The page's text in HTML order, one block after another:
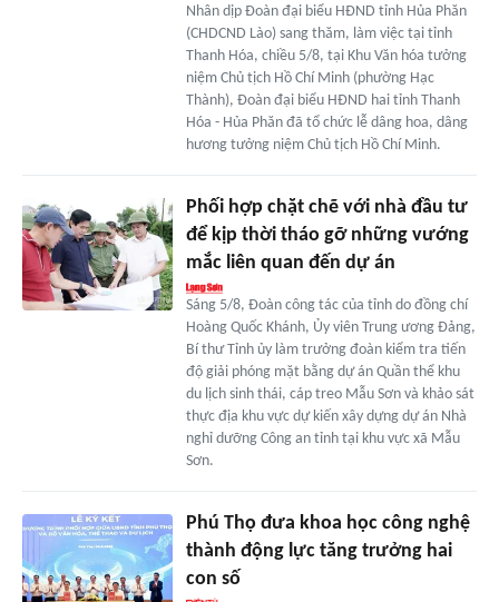
Nhân dịp Đoàn đại biểu HĐND tỉnh Hủa Phăn
(CHDCND Lào) sang thăm, làm việc tại tỉnh
Thanh Hóa, chiều 5/8, tại Khu Văn hóa tưởng
niệm Chủ tịch Hồ Chí Minh (phường Hạc
Thành), Đoàn đại biểu HĐND hai tỉnh Thanh
Hóa - Hủa Phăn đã tổ chức lễ dâng hoa, dâng
hương tưởng niệm Chủ tịch Hồ Chí Minh.
Phối hợp chặt chẽ với nhà đầu tư
để kịp thời tháo gỡ những vướng
mắc liên quan đến dự án
Sáng 5/8, Đoàn công tác của tỉnh do đồng chí
Hoàng Quốc Khánh, Ủy viên Trung ương Đảng,
Bí thư Tỉnh ủy làm trưởng đoàn kiểm tra tiến
độ giải phóng mặt bằng dự án Quần thể khu
du lịch sinh thái, cáp treo Mẫu Sơn và khảo sát
thực địa khu vực dự kiến xây dựng dự án Nhà
nghỉ dưỡng Công an tỉnh tại khu vực xã Mẫu
Sơn.
Phú Thọ đưa khoa học công nghệ
thành động lực tăng trưởng hai
con số